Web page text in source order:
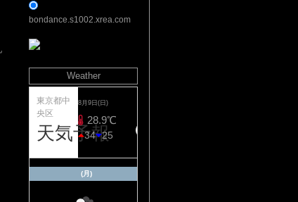
bondance.s1002.xrea.com
Weather
東京都中
央区
天気予報
8月9日(日)
28.9℃
34 25
(月)